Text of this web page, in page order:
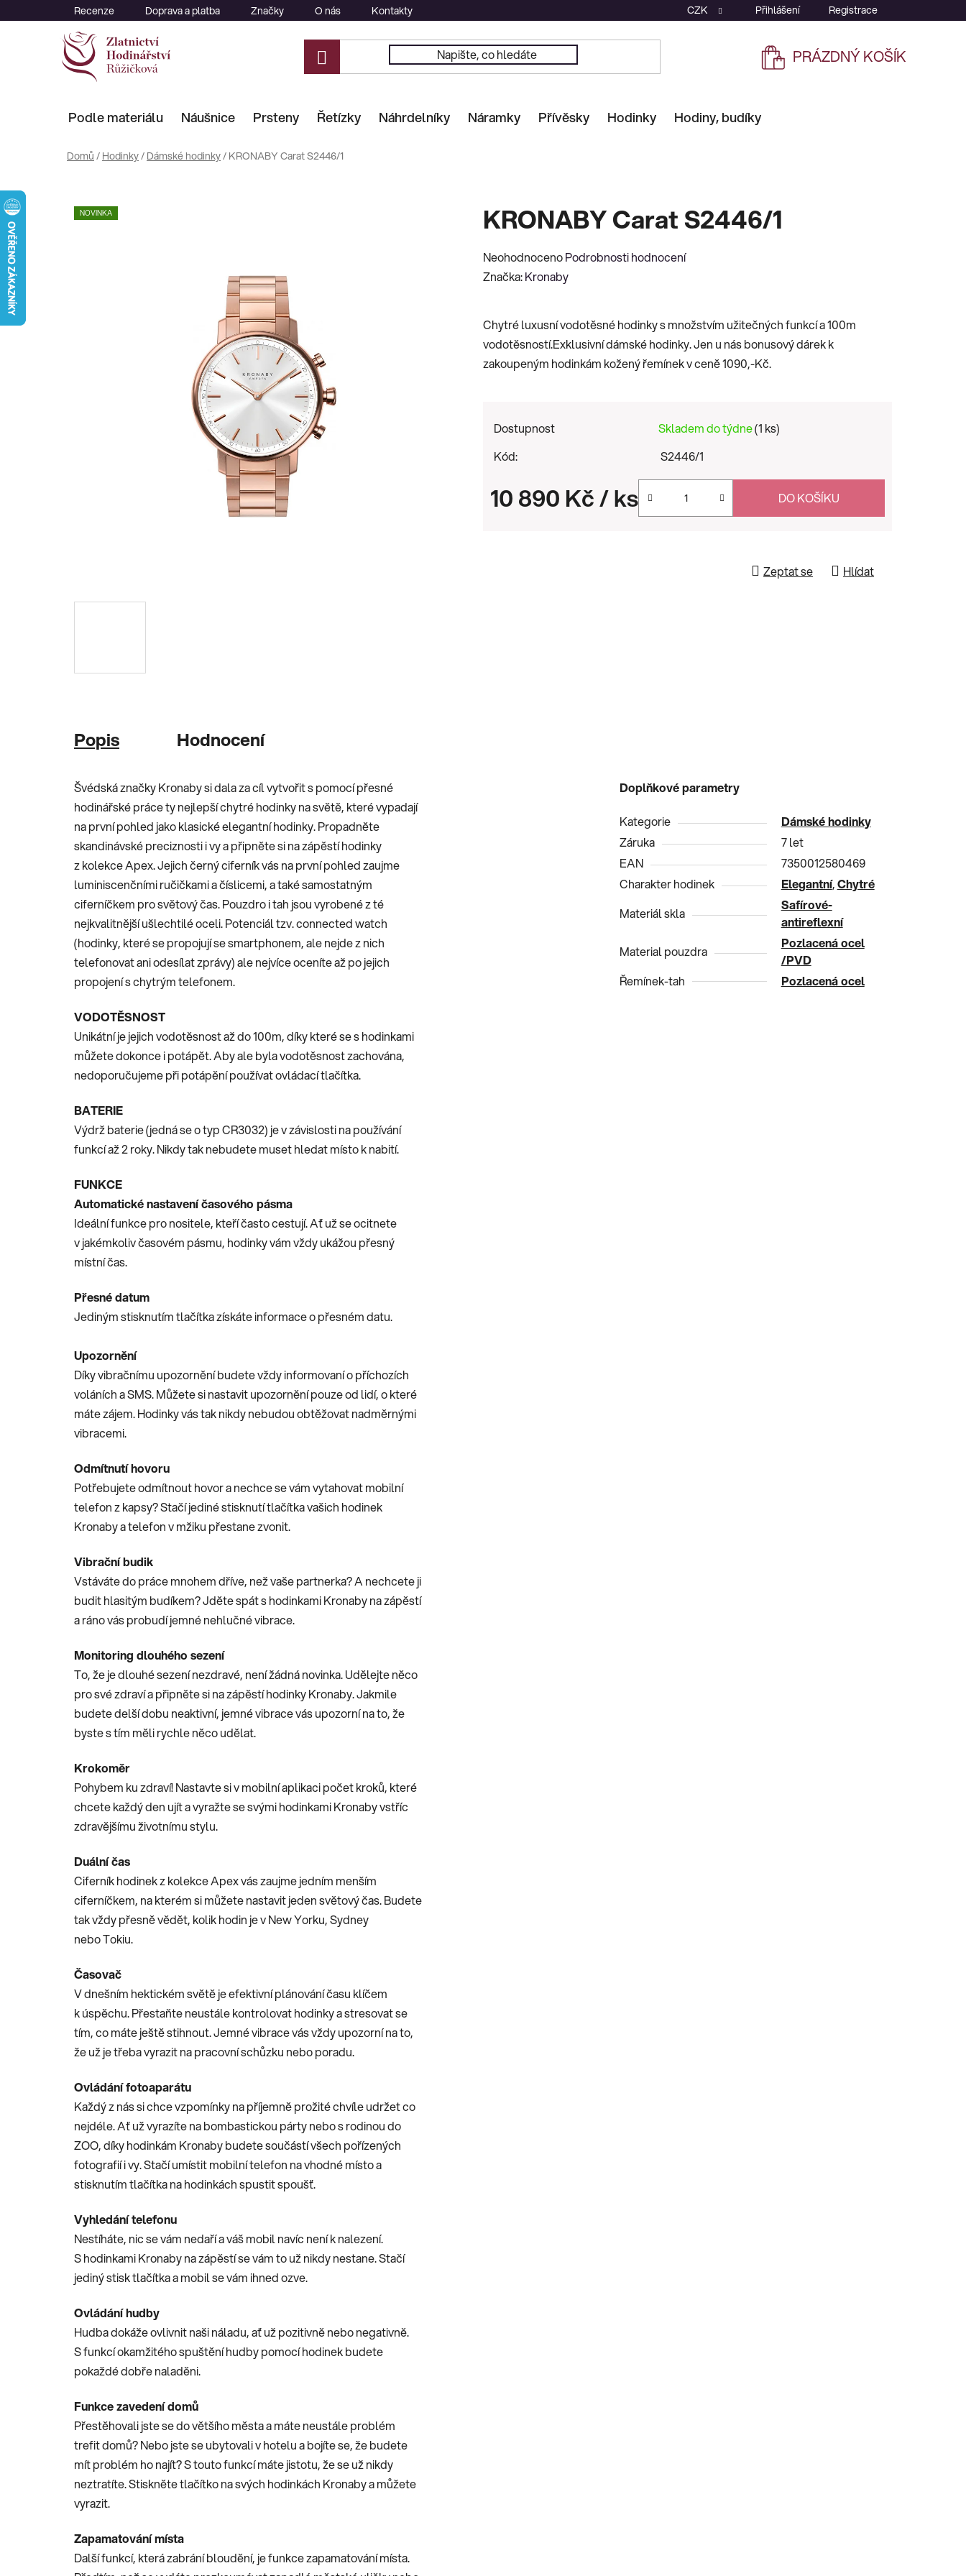
na
Recenze Doprava a platba Značky O nás Kontakty CZK Přihlášení Registrace
NÁKUPNÍ
PRÁZDNÝ KOŠÍK
Podle materiálu Náušnice Prsteny Řetízky Náhrdelníky Náramky Přívěsky Hodinky Hodiny, budíky
Domů / Hodinky/ Dámské hodinky/ KRONABY Carat S2446/1
KRONABY Carat S2446/1
Průměrné
hodnocení
0,0
z
5
NeohodnocenoPodrobnosti hodnocení
Značka:Kronaby
Chytré luxusní vodotěsné hodinky s množstvím užitečných funkcí a 100m
vodotěsností.Exklusivní dámské hodinky. Jen u nás bonusový dárek k
zakoupeným hodinkám kožený řemínek v ceně 1090,-Kč.
Dostupnost Skladem do týdne(1 ks)
Kód:
S2446/1
10 890 Kč/ ks DO KOŠÍKU
Zeptat se Hlídat
NOVINKA
Popis Hodnocení
Švédská značky Kronaby si dala za cíl vytvořit s pomocí přesné
hodinářské práce ty nejlepší chytré hodinky na světě, které vypadají
na první pohled jako klasické elegantní hodinky. Propadněte
skandinávské preciznosti i vy a připněte si na zápěstí hodinky
z kolekce Apex. Jejich černý ciferník vás na první pohled zaujme
luminiscenčními ručičkami a číslicemi, a také samostatným
ciferníčkem pro světový čas. Pouzdro i tah jsou vyrobené z té
nejkvalitnější ušlechtilé oceli. Potenciál tzv. connected watch
(hodinky, které se propojují se smartphonem, ale nejde z nich
telefonovat ani odesílat zprávy) ale nejvíce oceníte až po jejich
propojení s chytrým telefonem.
VODOTĚSNOST
Unikátní je jejich vodotěsnost až do 100m, díky které se s hodinkami
můžete dokonce i potápět. Aby ale byla vodotěsnost zachována,
nedoporučujeme při potápění používat ovládací tlačítka.
BATERIE
Výdrž baterie (jedná se o typ CR3032) je v závislosti na používání
funkcí až 2 roky. Nikdy tak nebudete muset hledat místo k nabití.
FUNKCE
Automatické nastavení časového pásma
Ideální funkce pro nositele, kteří často cestují. Ať už se ocitnete
v jakémkoliv časovém pásmu, hodinky vám vždy ukážou přesný
místní čas.
Přesné datum
Jediným stisknutím tlačítka získáte informace o přesném datu.
Upozornění
Díky vibračnímu upozornění budete vždy informovaní o příchozích
voláních a SMS. Můžete si nastavit upozornění pouze od lidí, o které
máte zájem. Hodinky vás tak nikdy nebudou obtěžovat nadměrnými
vibracemi.
Odmítnutí hovoru
Potřebujete odmítnout hovor a nechce se vám vytahovat mobilní
telefon z kapsy? Stačí jediné stisknutí tlačítka vašich hodinek
Kronaby a telefon v mžiku přestane zvonit.
Vibrační budik
Vstáváte do práce mnohem dříve, než vaše partnerka? A nechcete ji
budit hlasitým budíkem? Jděte spát s hodinkami Kronaby na zápěstí
a ráno vás probudí jemné nehlučné vibrace.
Monitoring dlouhého sezení
To, že je dlouhé sezení nezdravé, není žádná novinka. Udělejte něco
pro své zdraví a připněte si na zápěstí hodinky Kronaby. Jakmile
budete delší dobu neaktivní, jemné vibrace vás upozorní na to, že
byste s tím měli rychle něco udělat.
Krokoměr
Pohybem ku zdraví! Nastavte si v mobilní aplikaci počet kroků, které
chcete každý den ujít a vyražte se svými hodinkami Kronaby vstříc
zdravějšímu životnímu stylu.
Duální čas
Ciferník hodinek z kolekce Apex vás zaujme jedním menším
ciferníčkem, na kterém si můžete nastavit jeden světový čas. Budete
tak vždy přesně vědět, kolik hodin je v New Yorku, Sydney
nebo Tokiu.
Časovač
V dnešním hektickém světě je efektivní plánování času klíčem
k úspěchu. Přestaňte neustále kontrolovat hodinky a stresovat se
tím, co máte ještě stihnout. Jemné vibrace vás vždy upozorní na to,
že už je třeba vyrazit na pracovní schůzku nebo poradu.
Ovládání fotoaparátu
Každý z nás si chce vzpomínky na příjemně prožité chvíle udržet co
nejdéle. Ať už vyrazíte na bombastickou párty nebo s rodinou do
ZOO, díky hodinkám Kronaby budete součástí všech pořízených
fotografií i vy. Stačí umístit mobilní telefon na vhodné místo a
stisknutím tlačítka na hodinkách spustit spoušť.
Vyhledání telefonu
Nestíháte, nic se vám nedaří a váš mobil navíc není k nalezení.
S hodinkami Kronaby na zápěstí se vám to už nikdy nestane. Stačí
jediný stisk tlačítka a mobil se vám ihned ozve.
Ovládání hudby
Hudba dokáže ovlivnit naši náladu, ať už pozitivně nebo negativně.
S funkcí okamžitého spuštění hudby pomocí hodinek budete
pokaždé dobře naladěni.
Funkce zavedení domů
Přestěhovali jste se do většího města a máte neustále problém
trefit domů? Nebo jste se ubytovali v hotelu a bojíte se, že budete
mít problém ho najít? S touto funkcí máte jistotu, že se už nikdy
neztratíte. Stiskněte tlačítko na svých hodinkách Kronaby a můžete
vyrazit.
Zapamatování místa
Další funkcí, která zabrání bloudění, je funkce zapamatování místa.
Doplňkové parametry
Kategorie
Dámské hodinky
Záruka
7 let
EAN
7350012580469
Charakter hodinek
Elegantní,Chytré
Materiál skla
Safírové-
antireflexní
Material pouzdra
Pozlacená ocel
/PVD
Řemínek-tah
Pozlacená ocel